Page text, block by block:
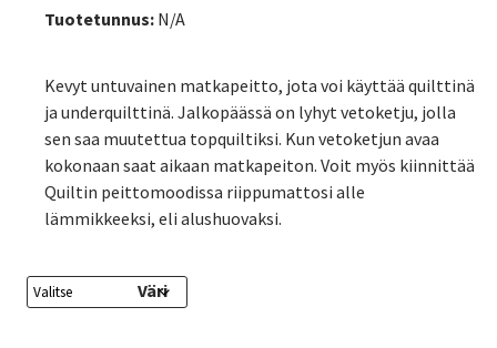
Tuotetunnus: N/A
Kevyt untuvainen matkapeitto, jota voi käyttää quilttinä
ja underquilttinä. Jalkopäässä on lyhyt vetoketju, jolla
sen saa muutettua topquiltiksi. Kun vetoketjun avaa
kokonaan saat aikaan matkapeiton. Voit myös kiinnittää
Quiltin peittomoodissa riippumattosi alle
lämmikkeeksi, eli alushuovaksi.
Väri